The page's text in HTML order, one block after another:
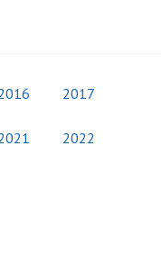
2017
2022